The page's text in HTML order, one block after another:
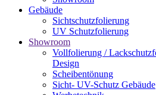
Gebäude
Sichtschutzfolierung
UV Schutzfolierung
Showroom
Vollfolierung /
Design
Scheibentönung
Sicht- UV-Schutz Gebäude